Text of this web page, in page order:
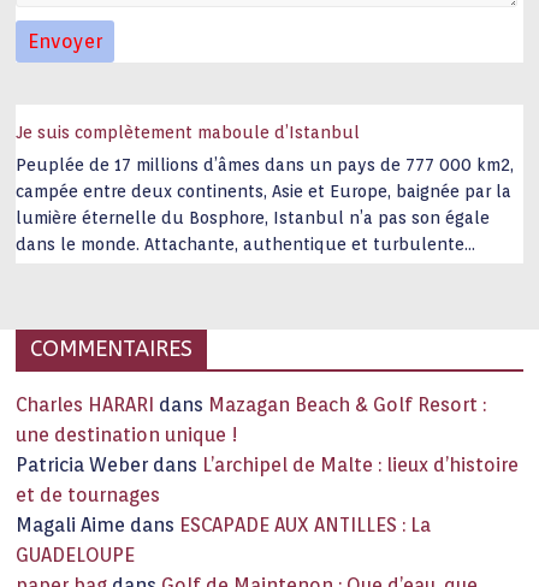
Je suis complètement maboule d’Istanbul
Peuplée de 17 millions d’âmes dans un pays de 777 000 km2,
campée entre deux continents, Asie et Europe, baignée par la
lumière éternelle du Bosphore, Istanbul n’a pas son égale
dans le monde. Attachante, authentique et turbulente
COMMENTAIRES
Charles HARARI dans Mazagan Beach & Golf Resort :
une destination unique !
Patricia Weber dans L’archipel de Malte : lieux d’histoire
et de tournages
Magali Aime dans ESCAPADE AUX ANTILLES : La
GUADELOUPE